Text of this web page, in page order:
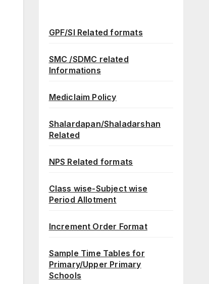
GPF/SI Related formats
SMC /SDMC related
Informations
Mediclaim Policy
Shalardapan/Shaladarshan
Related
NPS Related formats
Class wise-Subject wise
Period Allotment
Increment Order Format
Sample Time Tables for
Primary/Upper Primary
Schools